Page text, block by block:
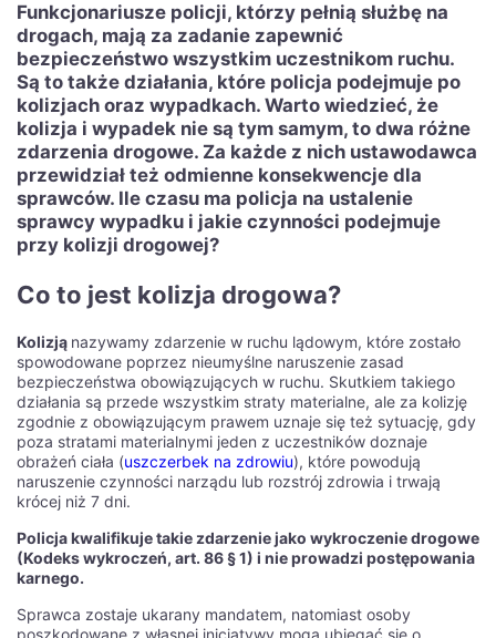
Funkcjonariusze policji, którzy pełnią służbę na
drogach, mają za zadanie zapewnić
bezpieczeństwo wszystkim uczestnikom ruchu.
Są to także działania, które policja podejmuje po
kolizjach oraz wypadkach. Warto wiedzieć, że
kolizja i wypadek nie są tym samym, to dwa różne
zdarzenia drogowe. Za każde z nich ustawodawca
przewidział też odmienne konsekwencje dla
sprawców. Ile czasu ma policja na ustalenie
sprawcy wypadku i jakie czynności podejmuje
przy kolizji drogowej?
Co to jest kolizja drogowa?
Kolizją nazywamy zdarzenie w ruchu lądowym, które zostało
spowodowane poprzez nieumyślne naruszenie zasad
bezpieczeństwa obowiązujących w ruchu. Skutkiem takiego
działania są przede wszystkim straty materialne, ale za kolizję
zgodnie z obowiązującym prawem uznaje się też sytuację, gdy
poza stratami materialnymi jeden z uczestników doznaje
obrażeń ciała (uszczerbek na zdrowiu), które powodują
naruszenie czynności narządu lub rozstrój zdrowia i trwają
krócej niż 7 dni.
Policja kwalifikuje takie zdarzenie jako wykroczenie drogowe
(Kodeks wykroczeń, art. 86 § 1) i nie prowadzi postępowania
karnego.
Sprawca zostaje ukarany mandatem, natomiast osoby